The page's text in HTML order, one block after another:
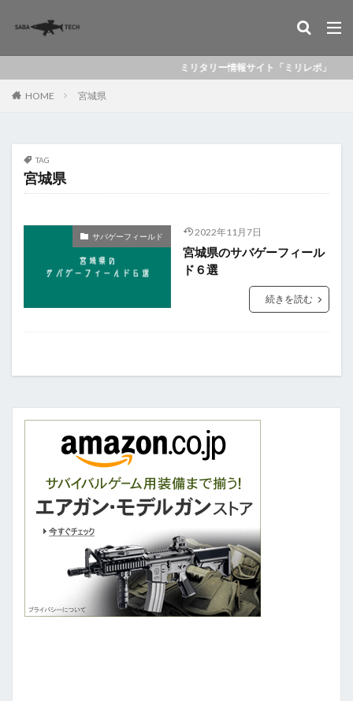
ミリタリー情報サイト「ミリレポ」
HOME 宮城県
TAG
宮城県
サバゲーフィールド 2022年11月7日
宮城県のサバゲーフィール
ド６選
続きを読む